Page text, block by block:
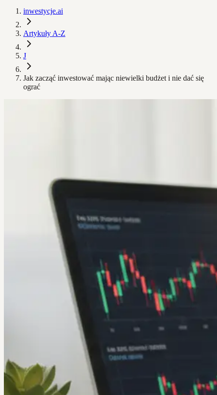
inwestycje.ai
Artykuły A-Z
J
Jak zacząć inwestować mając niewielki budżet i nie dać się
ograć